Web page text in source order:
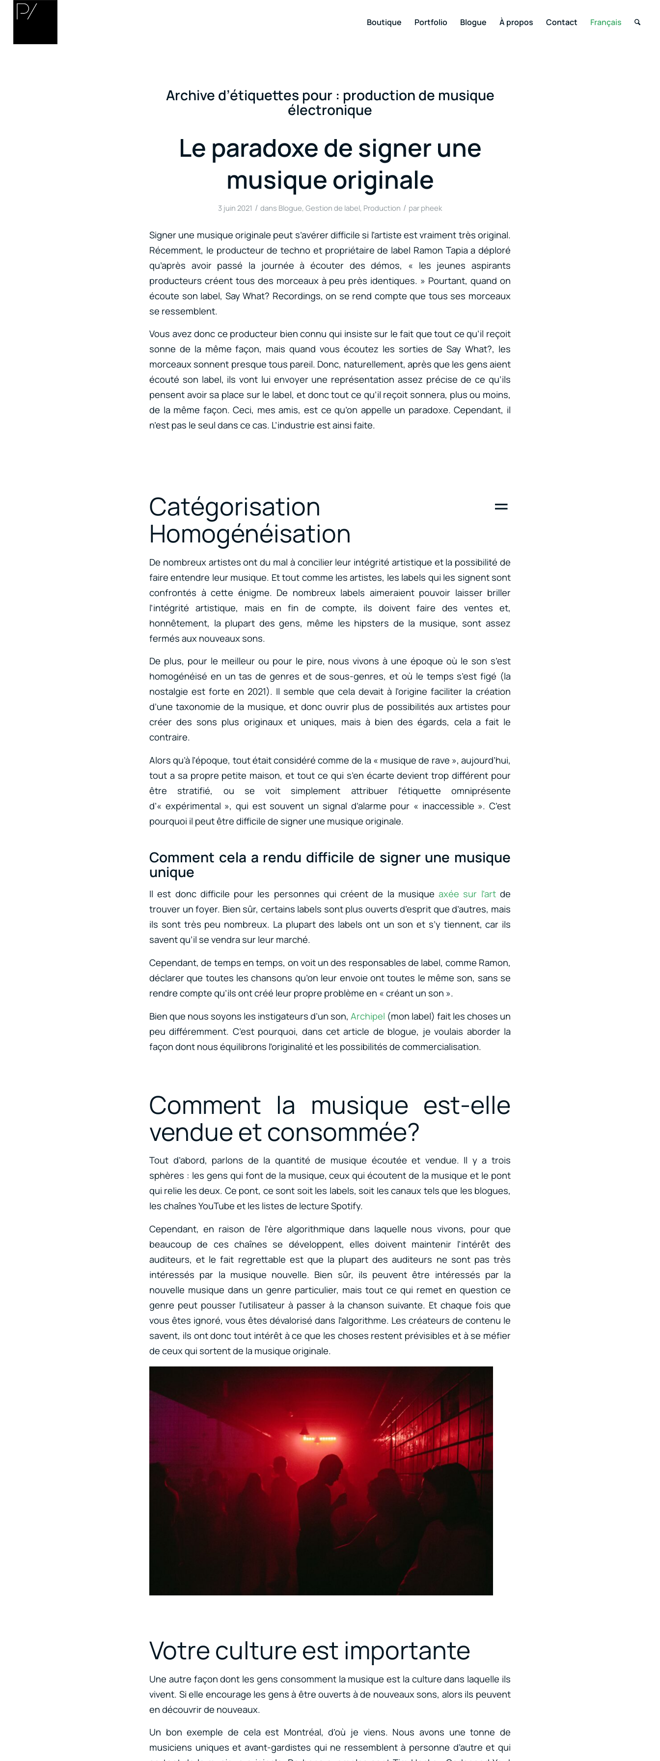
Boutique Portfolio Blogue À propos Contact Français
Archive d’étiquettes pour : production de musique
électronique
Le paradoxe de signer une
musique originale
3 juin 2021 / dans Blogue, Gestion de label, Production / par pheek
Signer une musique originale peut s’avérer difficile si l’artiste est vraiment très original.
Récemment, le producteur de techno et propriétaire de label Ramon Tapia a déploré
qu’après avoir passé la journée à écouter des démos, « les jeunes aspirants
producteurs créent tous des morceaux à peu près identiques. » Pourtant, quand on
écoute son label, Say What? Recordings, on se rend compte que tous ses morceaux
se ressemblent.
Vous avez donc ce producteur bien connu qui insiste sur le fait que tout ce qu’il reçoit
sonne de la même façon, mais quand vous écoutez les sorties de Say What?, les
morceaux sonnent presque tous pareil. Donc, naturellement, après que les gens aient
écouté son label, ils vont lui envoyer une représentation assez précise de ce qu’ils
pensent avoir sa place sur le label, et donc tout ce qu’il reçoit sonnera, plus ou moins,
de la même façon. Ceci, mes amis, est ce qu’on appelle un paradoxe. Cependant, il
n’est pas le seul dans ce cas. L’industrie est ainsi faite.
Catégorisation =
Homogénéisation
De nombreux artistes ont du mal à concilier leur intégrité artistique et la possibilité de
faire entendre leur musique. Et tout comme les artistes, les labels qui les signent sont
confrontés à cette énigme. De nombreux labels aimeraient pouvoir laisser briller
l’intégrité artistique, mais en fin de compte, ils doivent faire des ventes et,
honnêtement, la plupart des gens, même les hipsters de la musique, sont assez
fermés aux nouveaux sons.
De plus, pour le meilleur ou pour le pire, nous vivons à une époque où le son s’est
homogénéisé en un tas de genres et de sous-genres, et où le temps s’est figé (la
nostalgie est forte en 2021). Il semble que cela devait à l’origine faciliter la création
d’une taxonomie de la musique, et donc ouvrir plus de possibilités aux artistes pour
créer des sons plus originaux et uniques, mais à bien des égards, cela a fait le
contraire.
Alors qu’à l’époque, tout était considéré comme de la « musique de rave », aujourd’hui,
tout a sa propre petite maison, et tout ce qui s’en écarte devient trop différent pour
être stratifié, ou se voit simplement attribuer l’étiquette omniprésente
d’« expérimental », qui est souvent un signal d’alarme pour « inaccessible ». C’est
pourquoi il peut être difficile de signer une musique originale.
Comment cela a rendu difficile de signer une musique
unique
Il est donc difficile pour les personnes qui créent de la musiqueaxée sur l’artde
trouver un foyer. Bien sûr, certains labels sont plus ouverts d’esprit que d’autres, mais
ils sont très peu nombreux. La plupart des labels ont un son et s’y tiennent, car ils
savent qu’il se vendra sur leur marché.
Cependant, de temps en temps, on voit un des responsables de label, comme Ramon,
déclarer que toutes les chansons qu’on leur envoie ont toutes le même son, sans se
rendre compte qu’ils ont créé leur propre problème en « créant un son ».
Bien que nous soyons les instigateurs d’un son, Archipel (mon label) fait les choses un
peu différemment. C’est pourquoi, dans cet article de blogue, je voulais aborder la
façon dont nous équilibrons l’originalité et les possibilités de commercialisation.
Comment la musique est-elle
vendue et consommée?
Tout d’abord, parlons de la quantité de musique écoutée et vendue. Il y a trois
sphères : les gens qui font de la musique, ceux qui écoutent de la musique et le pont
qui relie les deux. Ce pont, ce sont soit les labels, soit les canaux tels que les blogues,
les chaînes YouTube et les listes de lecture Spotify.
Cependant, en raison de l’ère algorithmique dans laquelle nous vivons, pour que
beaucoup de ces chaînes se développent, elles doivent maintenir l’intérêt des
auditeurs, et le fait regrettable est que la plupart des auditeurs ne sont pas très
intéressés par la musique nouvelle. Bien sûr, ils peuvent être intéressés par la
nouvelle musique dans un genre particulier, mais tout ce qui remet en question ce
genre peut pousser l’utilisateur à passer à la chanson suivante. Et chaque fois que
vous êtes ignoré, vous êtes dévalorisé dans l’algorithme. Les créateurs de contenu le
savent, ils ont donc tout intérêt à ce que les choses restent prévisibles et à se méfier
de ceux qui sortent de la musique originale.
Votre culture est importante
Une autre façon dont les gens consomment la musique est la culture dans laquelle ils
vivent. Si elle encourage les gens à être ouverts à de nouveaux sons, alors ils peuvent
en découvrir de nouveaux.
Un bon exemple de cela est Montréal, d’où je viens. Nous avons une tonne de
musiciens uniques et avant-gardistes qui ne ressemblent à personne d’autre et qui